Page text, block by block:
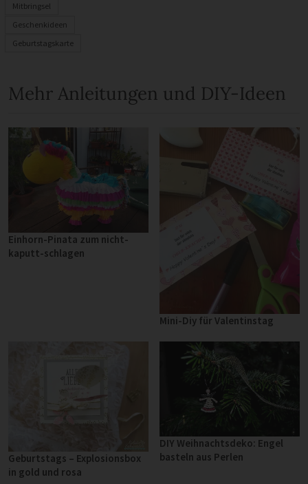
Mitbringsel
Geschenkideen
Geburtstagskarte
Mehr Anleitungen und DIY-Ideen
Einhorn-Pinata zum nicht-
kaputt-schlagen
Mini-Diy für Valentinstag
Geburtstags – Explosionsbox
in gold und rosa
DIY Weihnachtsdeko: Engel
basteln aus Perlen